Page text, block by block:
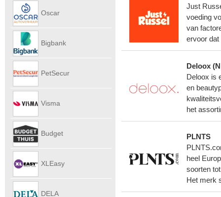
Just
voeding
van
ervoor dat
Deloox
Deloox is
en
het
PLNTS
heel
soorten
Het merk
Oscar
Bigbank
PetSecur
Visma
Budget
XLEasy
DELA